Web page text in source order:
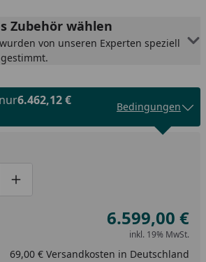
Zubehör wählen
von unseren Experten speziell
6.462,12 €
Bedingungen
um eins verringern
manuell eingeben
Produktmenge um eins erhöhen
6.599,00 €
inkl. 19% MwSt.
69,00 € Versandkosten in Deutschland